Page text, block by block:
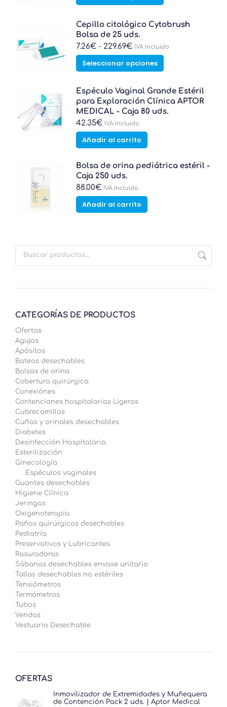
producto
múltiples
Las
en
la
página
Cepillo citológico Cytobrush
Bolsa de 25 uds.
7.26€– 229.69€ IVA Incluido
Seleccionar opciones
Este
producto
múltiples
variantes.
Las
en
Espéculo Vaginal Grande Estéril
para Exploración Clínica APTOR
MEDICAL - Caja 80 uds.
42.35€ IVA Incluido
Añadir al carrito
Bolsa de orina pediátrica estéril -
Caja 250 uds.
88.00€ IVA Incluido
Añadir al carrito
CATEGORÍAS DE PRODUCTOS
Ofertas
Agujas
Apósitos
Bateas desechables
Bolsas de orina
Cobertura quirúrgica
Conexiónes
Contenciones hospitalarias Ligeras
Cubrecamillas
Cuñas y orinales desechables
Diabetes
Desinfección Hospitalaria
Esterilización
Ginecología
Espéculos vaginales
Guantes desechables
Higiene Clínica
Jeringas
Oxigenoterapia
Paños quirúrgicos desechables
Pediatría
Preservativos y Lubricantes
Rasuradoras
Sábanas desechables envase unitario
Tallas desechables no estériles
Tensiómetros
Termómetros
Tubos
Vendas
Vestuario Desechable
OFERTAS
Inmovilizador de Extremidades y Muñequera
de Contención Pack 2 uds. | Aptor Medical